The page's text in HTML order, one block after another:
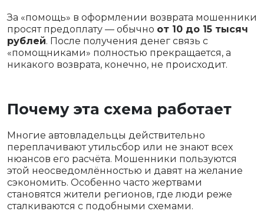
За «помощь» в оформлении возврата мошенники
просят предоплату — обычно от 10 до 15 тысяч
рублей. После получения денег связь с
«помощниками» полностью прекращается, а
никакого возврата, конечно, не происходит.
Почему эта схема работает
Многие автовладельцы действительно
переплачивают утильсбор или не знают всех
нюансов его расчёта. Мошенники пользуются
этой неосведомлённостью и давят на желание
сэкономить. Особенно часто жертвами
становятся жители регионов, где люди реже
сталкиваются с подобными схемами.